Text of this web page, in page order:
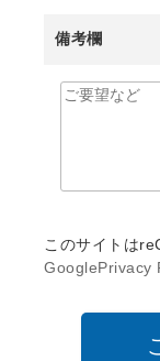
備考欄
このサイトは
GooglePrivacy